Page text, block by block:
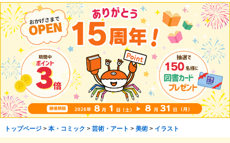
トップページ> 本・コミック > 芸術・アート > 美術> イラスト